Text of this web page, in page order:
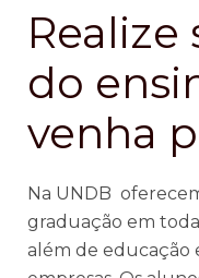
Realize
do
venha
Na UNDB
graduação em
além de educação